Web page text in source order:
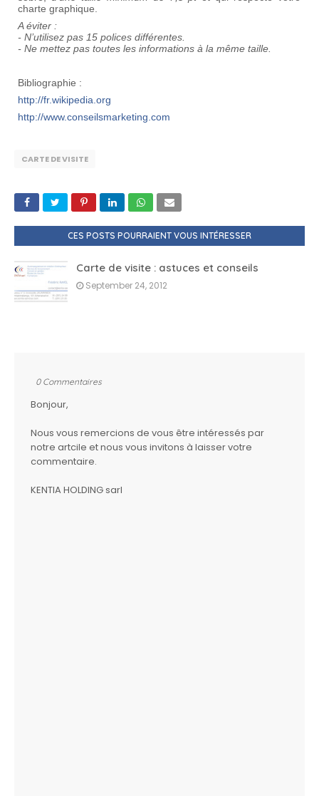
charte graphique.
A éviter :
- N’utilisez pas 15 polices différentes.
- Ne mettez pas toutes les informations à la même taille.
Bibliographie :
http://fr.wikipedia.org
http://www.conseilsmarketing.com
CARTE DE VISITE
CES POSTS POURRAIENT VOUS INTÉRESSER
Carte de visite : astuces et conseils
September 24, 2012
0 Commentaires
Bonjour,
Nous vous remercions de vous être intéressés par
notre artcile et nous vous invitons à laisser votre
commentaire.
KENTIA HOLDING sarl